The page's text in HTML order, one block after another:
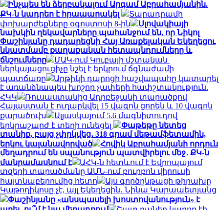
Ինչպես են ձերբակալում Արգամ Աբրահամյանին.
ՔԿ-ն կադրեր է հրապարակել
Տարադրամի
փոխարժեքները օգոստոսի 8-ին
Սլովակիայի
նախկին ղեկավարները պահանջում են, որ Նիկոլ
Փաշինյանը դադարեցնի Հայ Առաքելական Եկեղեցու
նկատմամբ քաղաքական հետապնդումները և
ճնշումները
ՄԱԿ-ում Կուբայի մշտական ​​
ներկայացուցիչը նշել է երկրում ճգնաժամի
պատճառը
Արթիկի դպրոցի հաշվապահը կատարել
է առանձնապես խոշոր չափերի հափշտակություն.
ՀԿԿ
Ռուսաստանից Ադրբեջանի տարածքով
Հայաստան է ուղարկվել 15 վագոն ցորեն և 10 վագոն
քարածուխ
Ալյասկայում 5.6 մագնիտուդով
երկրաշարժ է տեղի ունեցել
Փաթեթը նետեց
տանիք, բայց չփրկվեց․ 318 գրամ մեթամֆետամին,
երկու կալանավորված
Հովիկ Աբրահամյանի որդուն
մեղադրում են սպանություն պատվիրելու մեջ․ ՔԿ-ն
մանրամասնում է
ԱՀԿ-ն հետևում է Եվրոպայում
տզերի տարածմանը ԱՄՆ-ում բուրբոն վիրուսի
հայտնաբերումից հետո
Այս գործընթացի թիրախը
Կաթողիկոսը չէ, այլ Եկեղեցին․ Նինա Կարապետյանց
Փաշինյանը «անսպասելի խոստովանություն» է